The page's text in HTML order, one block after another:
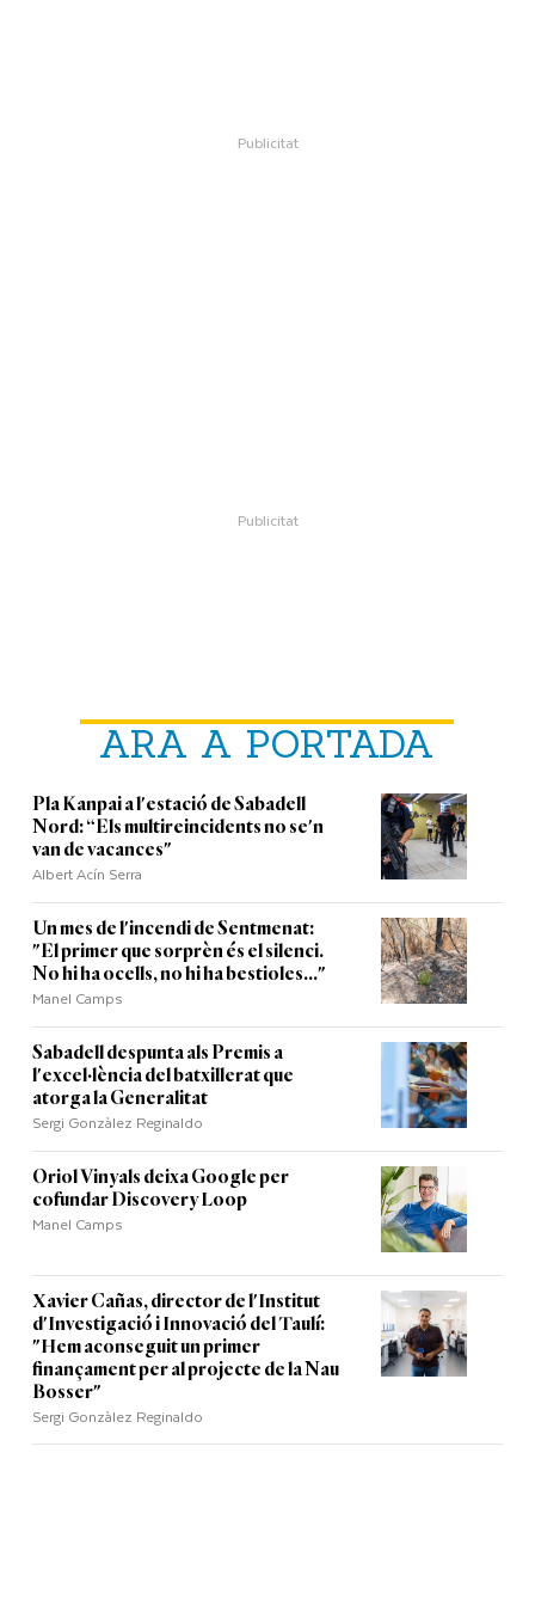
ARA A PORTADA
Pla Kanpai a l'estació de Sabadell
Nord: “Els multireincidents no se'n
van de vacances"
Albert Acín Serra
Un mes de l'incendi de Sentmenat:
"El primer que sorprèn és el silenci.
No hi ha ocells, no hi ha bestioles..."
Manel Camps
Sabadell despunta als Premis a
l'excel·lència del batxillerat que
atorga la Generalitat
Sergi Gonzàlez Reginaldo
Oriol Vinyals deixa Google per
cofundar Discovery Loop
Manel Camps
Xavier Cañas, director de l'Institut
d'Investigació i Innovació del Taulí:
"Hem aconseguit un primer
finançament per al projecte de la Nau
Bosser"
Sergi Gonzàlez Reginaldo